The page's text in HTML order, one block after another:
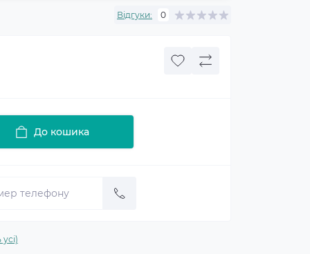
Відгуки: 0
До кошика